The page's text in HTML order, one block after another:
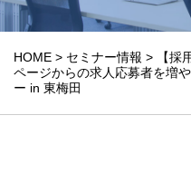
HOME > セミナー情報 >
【採
ページからの求人応募者を増
ー in 東梅田